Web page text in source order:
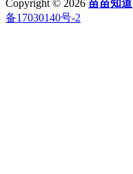
Copyright © 2026 苗苗知道
备17030140号-2